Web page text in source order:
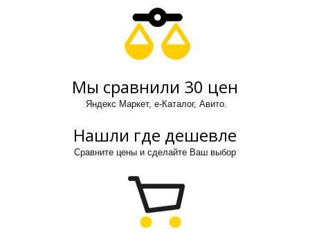
Мы сравнили 30 цен
Яндекс Маркет, е-Каталог, Авито.
Нашли где дешевле
Сравните цены и сделайте Ваш выбор